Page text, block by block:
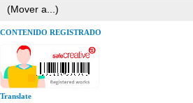
CONTENIDO REGISTRADO
Translate